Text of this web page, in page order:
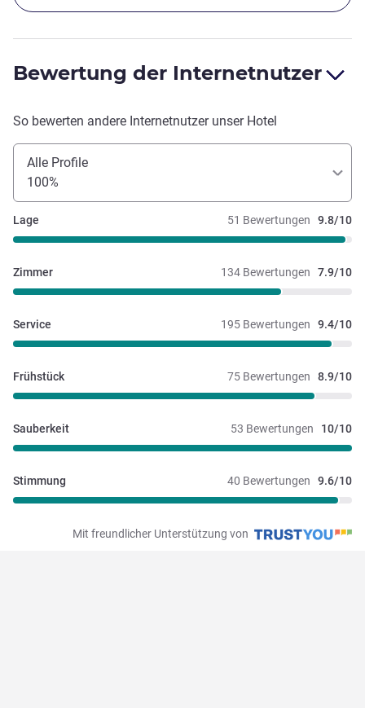
Bewertung der Internetnutzer
So bewerten andere Internetnutzer unser Hotel
Alle Profile
100%
51 Bewertungen 9.8/10
Lage
134 Bewertungen 7.9/10
Zimmer
195 Bewertungen 9.4/10
Service
75 Bewertungen 8.9/10
Frühstück
53 Bewertungen 10/10
Sauberkeit
40 Bewertungen 9.6/10
Stimmung
Mit freundlicher Unterstützung von